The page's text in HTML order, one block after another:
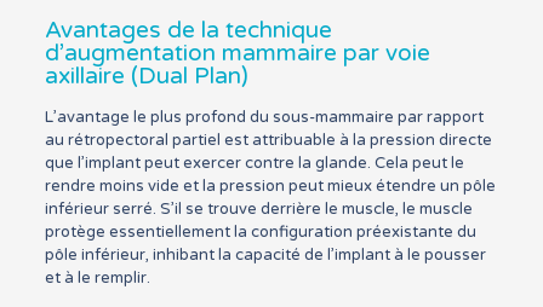
Avantages de la technique
d’augmentation mammaire par voie
axillaire (Dual Plan)
L’avantage le plus profond du sous-mammaire par rapport
au rétropectoral partiel est attribuable à la pression directe
que l’implant peut exercer contre la glande. Cela peut le
rendre moins vide et la pression peut mieux étendre un pôle
inférieur serré. S’il se trouve derrière le muscle, le muscle
protège essentiellement la configuration préexistante du
pôle inférieur, inhibant la capacité de l’implant à le pousser
et à le remplir.